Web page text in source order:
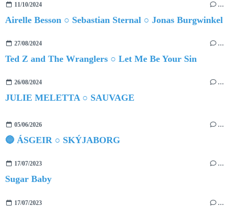
11/10/2024 …
Airelle Besson ○ Sebastian Sternal ○ Jonas Burgwinkel
27/08/2024 …
Ted Z and The Wranglers ○ Let Me Be Your Sin
26/08/2024 …
JULIE MELETTA ○ SAUVAGE
05/06/2026 …
🔵 ÁSGEIR ○ SKÝJABORG
17/07/2023 …
Sugar Baby
17/07/2023 …